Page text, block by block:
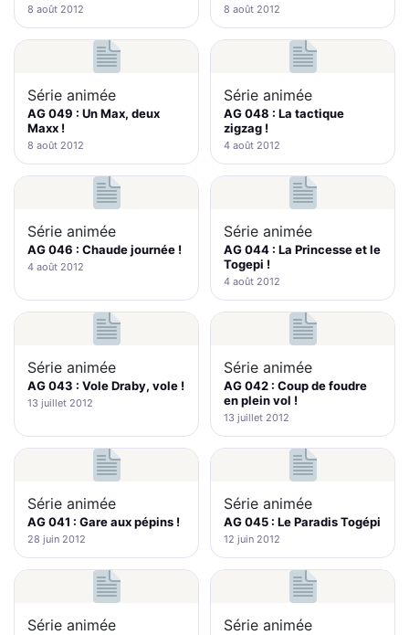
8 août 2012 8 août 2012
Série animée
AG 049 : Un Max, deux
Maxx !
8 août 2012
Série animée
AG 048 : La tactique
zigzag !
4 août 2012
Série animée
AG 046 : Chaude journée !
4 août 2012
Série animée
AG 044 : La Princesse et le
Togepi !
4 août 2012
Série animée
AG 043 : Vole Draby, vole !
13 juillet 2012
Série animée
AG 042 : Coup de foudre
en plein vol !
13 juillet 2012
Série animée
AG 041 : Gare aux pépins !
28 juin 2012
Série animée
AG 045 : Le Paradis Togépi
12 juin 2012
Série animée Série animée